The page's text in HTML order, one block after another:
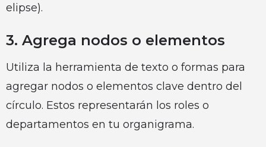
elipse).
3. Agrega nodos o elementos
Utiliza la herramienta de texto o formas para
agregar nodos o elementos clave dentro del
círculo. Estos representarán los roles o
departamentos en tu organigrama.